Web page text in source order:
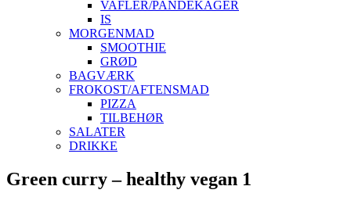
VAFLER/PANDEKAGER
IS
MORGENMAD
SMOOTHIE
GRØD
BAGVÆRK
FROKOST/AFTENSMAD
PIZZA
TILBEHØR
SALATER
DRIKKE
Skip
to
Green curry – healthy vegan 1